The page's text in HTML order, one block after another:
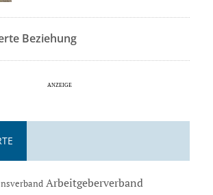
Beziehung
Arbeitgeberverband